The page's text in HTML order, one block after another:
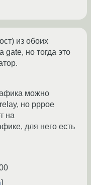
из обоих
gate, но тогда это
можно
но pppoe
на
для него есть